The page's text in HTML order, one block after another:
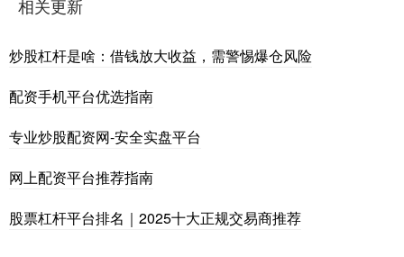
相关更新
炒股杠杆是啥：借钱放大收益，需警惕爆仓风险
配资手机平台优选指南
专业炒股配资网-安全实盘平台
网上配资平台推荐指南
股票杠杆平台排名｜2025十大正规交易商推荐